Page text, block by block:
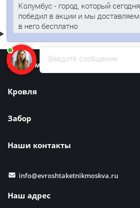
Информация
Кровля
Забор
Наши контакты
info@evroshtaketnikmoskva.ru
Наш адрес
Введите сообщение
Колумбус - город, который сегодня
победил в акции и мы доставляем
в него бесплатно